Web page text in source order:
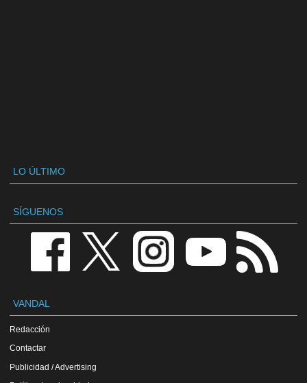
LO ÚLTIMO
SÍGUENOS
VANDAL
Redacción
Contactar
Publicidad / Advertising